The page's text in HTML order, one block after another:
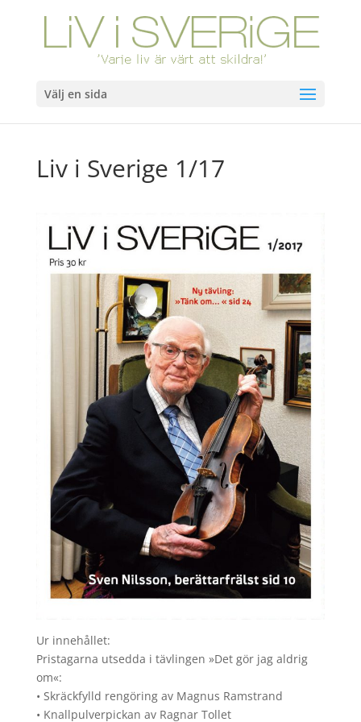
Välj en sida
Liv i Sverige 1/17
Ur innehållet:
Pristagarna utsedda i tävlingen »Det gör jag aldrig
om«:
• Skräckfylld rengöring av Magnus Ramstrand
• Knallpulverpickan av Ragnar Tollet